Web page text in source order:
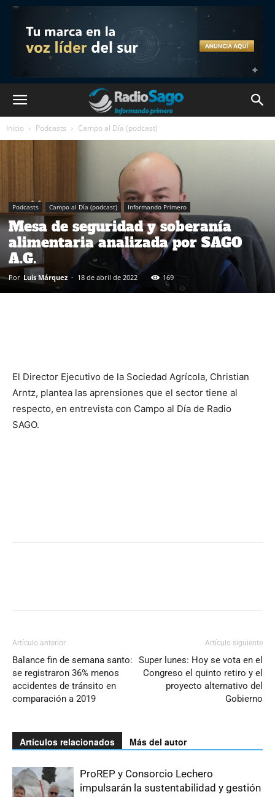
Inicio Podcasts Campo al Día (podcast)
Podcasts Campo al Día (podcast) Informando Primero
Mesa de seguridad y soberanía
alimentaria analizada por SAGO
A.G.
Por Luis Márquez - 18 de abril de 2022 169
El Director Ejecutivo de la Sociedad Agrícola, Christian
Arntz, plantea las aprensiones que el sector tiene al
respecto, en entrevista con Campo al Día de Radio
SAGO.
Artículo anterior
Balance fin de semana santo:
se registraron 36% menos
accidentes de tránsito en
comparación a 2019
Artículo siguiente
Super lunes: Hoy se vota en el
Congreso el quinto retiro y el
proyecto alternativo del
Gobierno
Artículos relacionados Más del autor
ProREP y Consorcio Lechero
impulsarán la sustentabilidad y gestión